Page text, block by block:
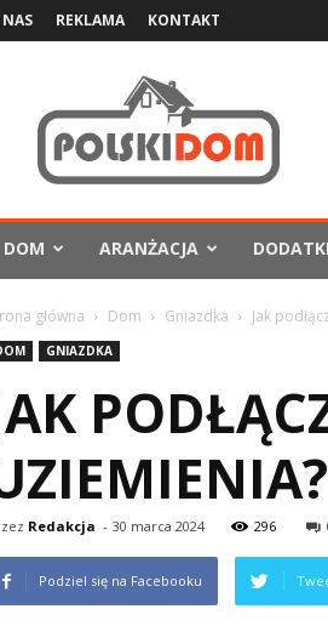
REKLAMA KONTAKT
DOM ARANŻACJA
główna Dom Gniazdka Jak
GNIAZDKA
Redakcja - 30 marca 2024 296
Podziel się na Facebooku